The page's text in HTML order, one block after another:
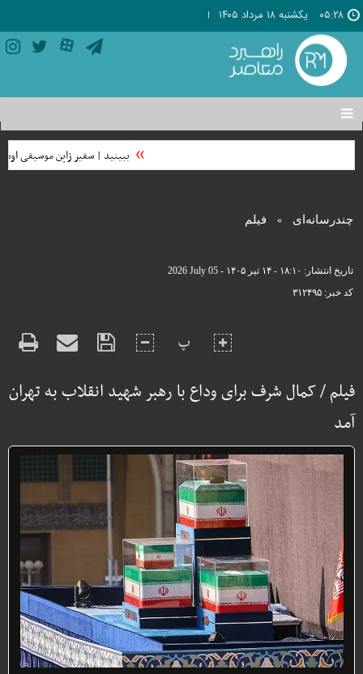
۰۵:۲۸ يکشنبه ۱۸ مرداد ۱۴۰۵
تغییر
وضعیت
منوی
ها
ببینید | سفیر ژاپن موسیقی
چندرسانه‌ای » فیلم
تاریخ انتشار: ۱۸:۱۰ - ۱۴ تير ۱۴۰۵ -
2026 July 05
کد خبر: ۳۱۲۴۹۵
پ
فیلم / کمال شرف برای وداع با رهبر شهید انقلاب به تهران
آمد